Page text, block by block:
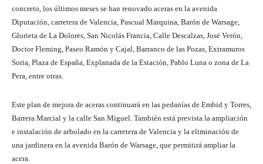
concreto, los últimos meses se han renovado aceras en la avenida
Diputación, carretera de Valencia, Pascual Marquina, Barón de Warsage,
Glorieta de La Dolores, San Nicolás Francia, Calle Descalzas, José Verón,
Doctor Fleming, Paseo Ramón y Cajal, Barranco de las Pozas, Extramuros
Soria, Plaza de España, Explanada de la Estación, Pablo Luna o zona de La
Pera, entre otras.
Este plan de mejora de aceras continuará en las pedanías de Embid y Torres,
Barrera Marcial y la calle San Miguel. También está prevista la ampliación
e instalación de arbolado en la carretera de Valencia y la eliminación de
una jardinera en la avenida Barón de Warsage, que permitirá ampliar la
acera.